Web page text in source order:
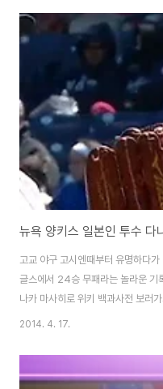
로 과학에 가까운 제품 입니다~도
꼭지인데, 공기중에 있는 수소와 산
가요...^^직접 찍어본 동영상인데,
습니다~ 원리는 이런 식으로 투명
고정이 되어있고, 밑에서 모터..
고교 야구 고시엔때부터 유명하다
글스에서 24승 무패라는 놀라운 기
나카 마사히로 위키 백과사전 보러
시스템에서 7년간 1억5천500만 달
직 초반이기는 하지만 상당히 기대
히 출전을 하는데, 오늘은 대주자로
2014. 4. 17.